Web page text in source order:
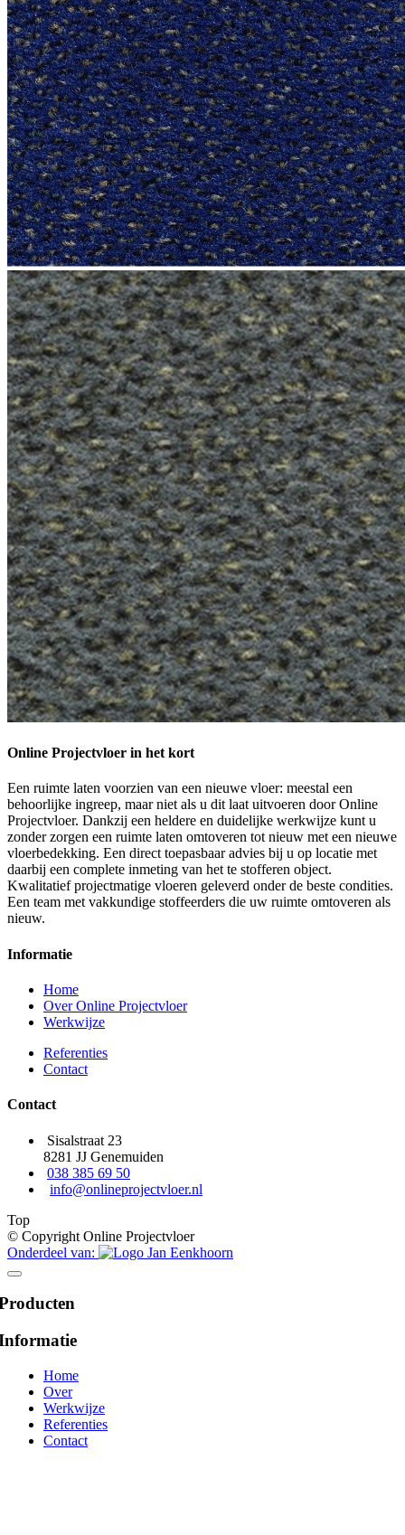
Online Projectvloer in het kort
Een ruimte laten voorzien van een nieuwe vloer: meestal een
behoorlijke ingreep, maar niet als u dit laat uitvoeren door Online
Projectvloer. Dankzij een heldere en duidelijke werkwijze kunt u
zonder zorgen een ruimte laten omtoveren tot nieuw met een nieuwe
vloerbedekking. Een direct toepasbaar advies bij u op locatie met
daarbij een complete inmeting van het te stofferen object.
Kwalitatief projectmatige vloeren geleverd onder de beste condities.
Een team met vakkundige stoffeerders die uw ruimte omtoveren als
nieuw.
Informatie
Home
Over Online Projectvloer
Werkwijze
Referenties
Contact
Contact
Sisalstraat 23
8281 JJ Genemuiden
038 385 69 50
info@onlineprojectvloer.nl
Top
© Copyright Online Projectvloer
Onderdeel van:
Home
Over
Werkwijze
Referenties
Contact